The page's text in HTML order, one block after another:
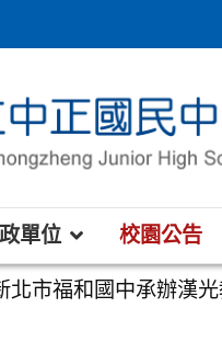
單位 校園公告
北市福和國中承辦漢